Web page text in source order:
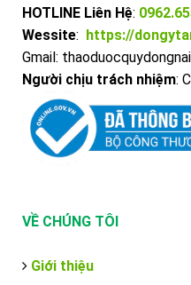
HOTLINE Liên Hệ:
Wessite: https://
Gmail:
Người chịu trách nhiệm:
VỀ CHÚNG TÔI
Giới thiệu